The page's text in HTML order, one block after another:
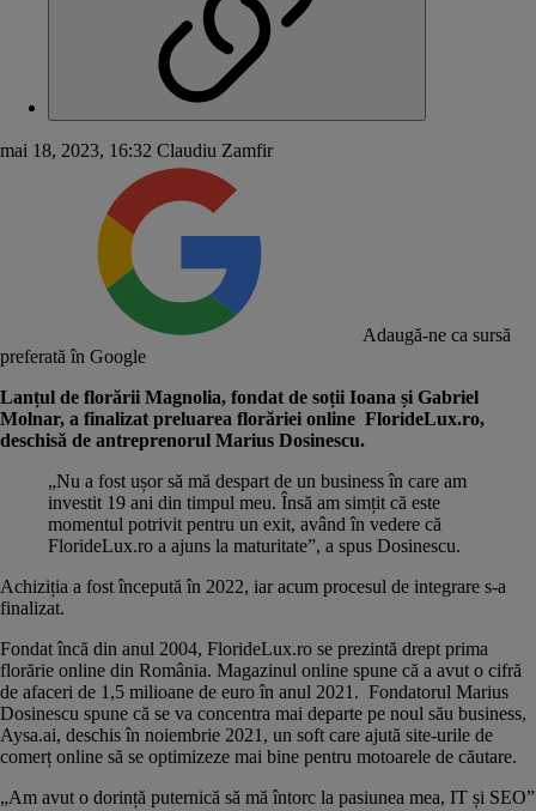
mai 18, 2023, 16:32 Claudiu Zamfir
Adaugă-ne ca sursă
preferată în Google
Lanțul de florării Magnolia, fondat de soții Ioana și Gabriel
Molnar, a finalizat preluarea florăriei online FlorideLux.ro,
deschisă de antreprenorul Marius Dosinescu.
„Nu a fost ușor să mă despart de un business în care am
investit 19 ani din timpul meu. Însă am simțit că este
momentul potrivit pentru un exit, având în vedere că
FlorideLux.ro a ajuns la maturitate”, a spus Dosinescu.
Achiziția a fost începută în 2022, iar acum procesul de integrare s-a
finalizat.
Fondat încă din anul 2004, FlorideLux.ro se prezintă drept prima
florărie online din România. Magazinul online spune că a avut o cifră
de afaceri de 1,5 milioane de euro în anul 2021. Fondatorul Marius
Dosinescu spune că se va concentra mai departe pe noul său business,
Aysa.ai, deschis în noiembrie 2021, un soft care ajută site-urile de
comerț online să se optimizeze mai bine pentru motoarele de căutare.
„Am avut o dorință puternică să mă întorc la pasiunea mea, IT și SEO”